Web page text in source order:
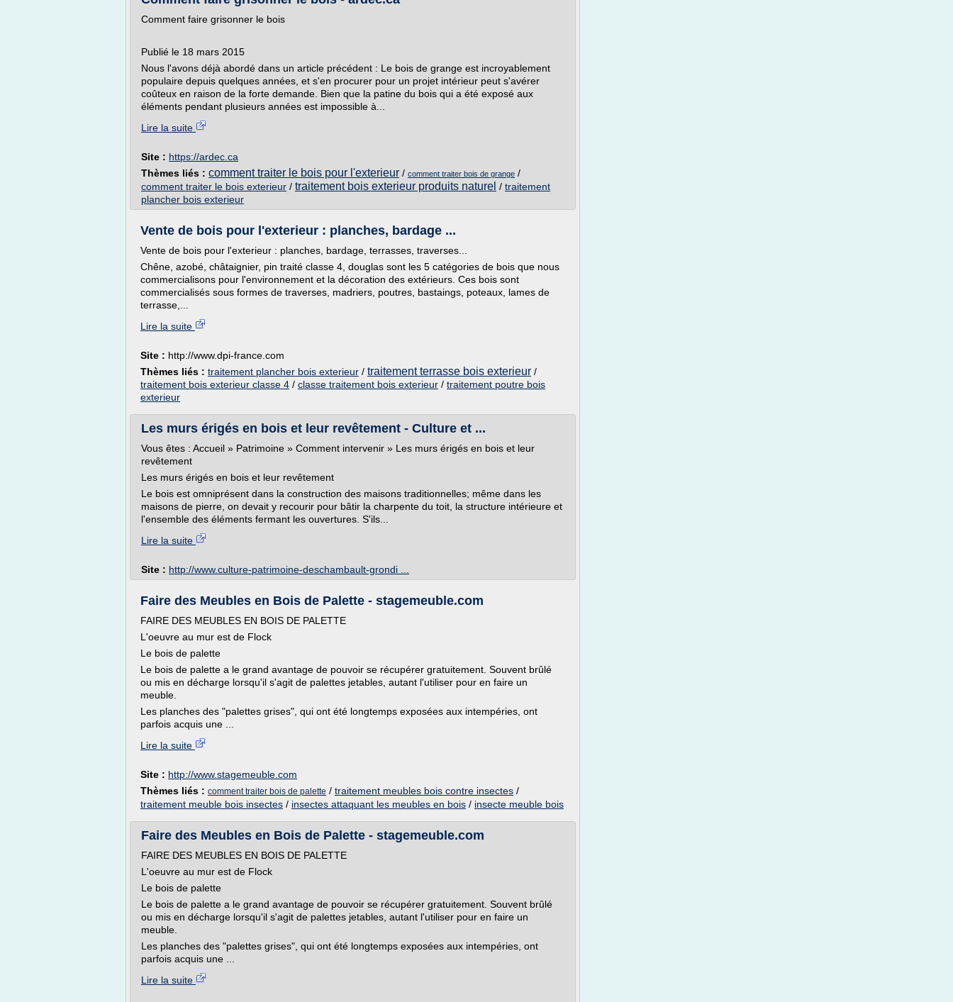
Comment faire grisonner le bois
Publié le 18 mars 2015
Nous l'avons déjà abordé dans un article précédent : Le bois de grange est incroyablement
populaire depuis quelques années, et s'en procurer pour un projet intérieur peut s'avérer
coûteux en raison de la forte demande. Bien que la patine du bois qui a été exposé aux
éléments pendant plusieurs années est impossible à...
Lire la suite
Site : https://ardec.ca
Thèmes liés : comment traiter le bois pour l'exterieur / comment traiter bois de grange /
comment traiter le bois exterieur / traitement bois exterieur produits naturel / traitement
plancher bois exterieur
Vente de bois pour l'exterieur : planches, bardage ...
Vente de bois pour l'exterieur : planches, bardage, terrasses, traverses...
Chêne, azobé, châtaignier, pin traité classe 4, douglas sont les 5 catégories de bois que nous
commercialisons pour l'environnement et la décoration des extérieurs. Ces bois sont
commercialisés sous formes de traverses, madriers, poutres, bastaings, poteaux, lames de
terrasse,...
Lire la suite
Site : http://www.dpi-france.com
Thèmes liés : traitement plancher bois exterieur / traitement terrasse bois exterieur /
traitement bois exterieur classe 4 / classe traitement bois exterieur / traitement poutre bois
exterieur
Les murs érigés en bois et leur revêtement - Culture et ...
Vous êtes : Accueil » Patrimoine » Comment intervenir » Les murs érigés en bois et leur
revêtement
Les murs érigés en bois et leur revêtement
Le bois est omniprésent dans la construction des maisons traditionnelles; même dans les
maisons de pierre, on devait y recourir pour bâtir la charpente du toit, la structure intérieure et
l'ensemble des éléments fermant les ouvertures. S'ils...
Lire la suite
Site : http://www.culture-patrimoine-deschambault-grondi ...
Faire des Meubles en Bois de Palette - stagemeuble.com
FAIRE DES MEUBLES EN BOIS DE PALETTE
L'oeuvre au mur est de Flock
Le bois de palette
Le bois de palette a le grand avantage de pouvoir se récupérer gratuitement. Souvent brûlé
ou mis en décharge lorsqu'il s'agit de palettes jetables, autant l'utiliser pour en faire un
meuble.
Les planches des "palettes grises", qui ont été longtemps exposées aux intempéries, ont
parfois acquis une ...
Lire la suite
Site : http://www.stagemeuble.com
Thèmes liés : comment traiter bois de palette / traitement meubles bois contre insectes /
traitement meuble bois insectes / insectes attaquant les meubles en bois / insecte meuble bois
Faire des Meubles en Bois de Palette - stagemeuble.com
FAIRE DES MEUBLES EN BOIS DE PALETTE
L'oeuvre au mur est de Flock
Le bois de palette
Le bois de palette a le grand avantage de pouvoir se récupérer gratuitement. Souvent brûlé
ou mis en décharge lorsqu'il s'agit de palettes jetables, autant l'utiliser pour en faire un
meuble.
Les planches des "palettes grises", qui ont été longtemps exposées aux intempéries, ont
parfois acquis une ...
Lire la suite